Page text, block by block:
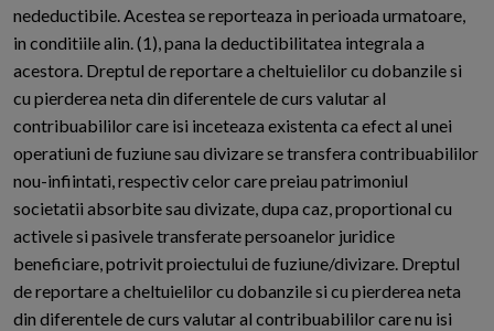
nedeductibile. Acestea se reporteaza in perioada urmatoare,
in conditiile alin. (1), pana la deductibilitatea integrala a
acestora. Dreptul de reportare a cheltuielilor cu dobanzile si
cu pierderea neta din diferentele de curs valutar al
contribuabililor care isi inceteaza existenta ca efect al unei
operatiuni de fuziune sau divizare se transfera contribuabililor
nou-infiintati, respectiv celor care preiau patrimoniul
societatii absorbite sau divizate, dupa caz, proportional cu
activele si pasivele transferate persoanelor juridice
beneficiare, potrivit proiectului de fuziune/divizare. Dreptul
de reportare a cheltuielilor cu dobanzile si cu pierderea neta
din diferentele de curs valutar al contribuabililor care nu isi